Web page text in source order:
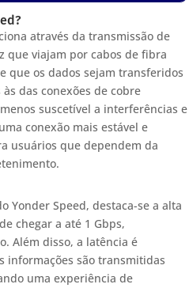
através da transmissão de
que viajam por cabos de fibra
que os dados sejam transferidos
das conexões de cobre
suscetível a interferências e
conexão mais estável e
usuários que dependem da
Yonder Speed, destaca-se a alta
chegar a até 1 Gbps,
Além disso, a latência é
informações são transmitidas
uma experiência de